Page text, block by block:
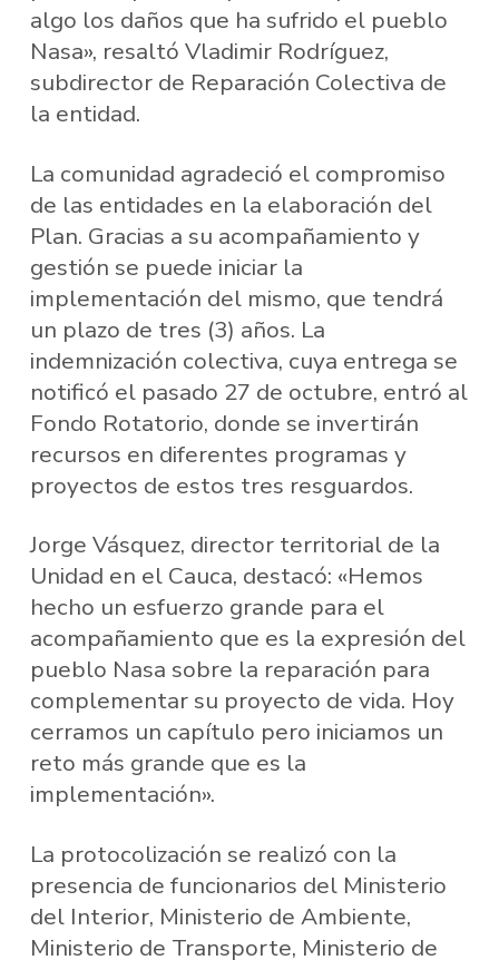
algo los daños que ha sufrido el pueblo
Nasa», resaltó Vladimir Rodríguez,
subdirector de Reparación Colectiva de
la entidad.
La comunidad agradeció el compromiso
de las entidades en la elaboración del
Plan. Gracias a su acompañamiento y
gestión se puede iniciar la
implementación del mismo, que tendrá
un plazo de tres (3) años. La
indemnización colectiva, cuya entrega se
notificó el pasado 27 de octubre, entró al
Fondo Rotatorio, donde se invertirán
recursos en diferentes programas y
proyectos de estos tres resguardos.
Jorge Vásquez, director territorial de la
Unidad en el Cauca, destacó: «Hemos
hecho un esfuerzo grande para el
acompañamiento que es la expresión del
pueblo Nasa sobre la reparación para
complementar su proyecto de vida. Hoy
cerramos un capítulo pero iniciamos un
reto más grande que es la
implementación».
La protocolización se realizó con la
presencia de funcionarios del Ministerio
del Interior, Ministerio de Ambiente,
Ministerio de Transporte, Ministerio de